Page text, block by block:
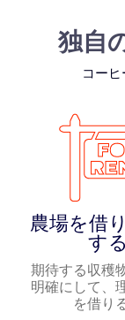
独自
コーヒ
農場を借
する
期待する収穫
明確にして、
を借り